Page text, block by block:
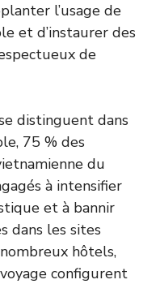
l’usage de
et d’instaurer des
de
distinguent dans
75 % des
du
à intensifier
et à bannir
dans les sites
hôtels,
configurent